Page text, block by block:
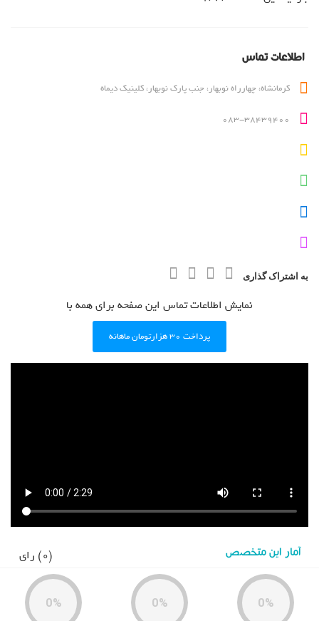
مطالب
اطلاعات تماس
کرمانشاه، چهارراه نوبهار، جنب پارک نوبهار، کلینیک دیماه
083-38439400
به اشتراک گذاری
نمایش اطلاعات تماس این صفحه برای همه با
پرداخت ۳۰ هزارتومان ماهانه
آمار این متخصص (0) رای
0%
0%
0%